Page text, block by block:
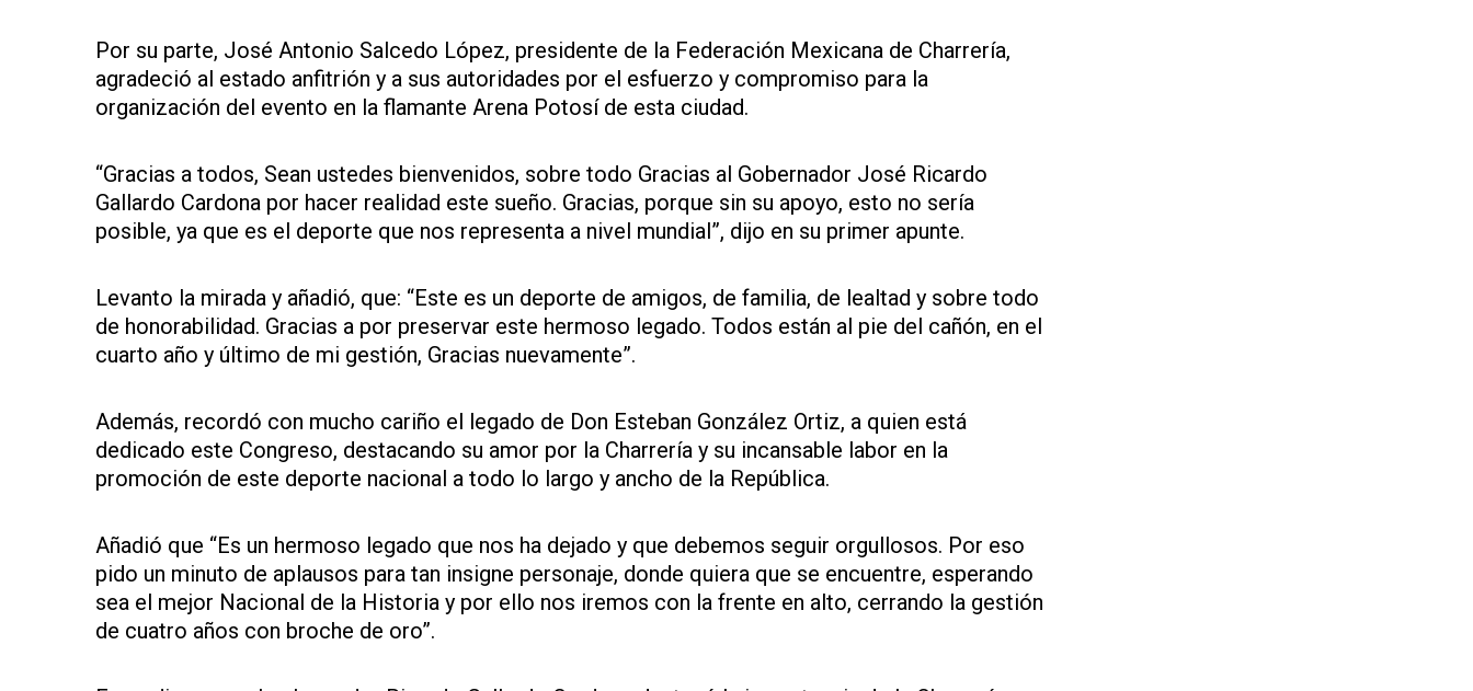
Por su parte, José Antonio Salcedo López, presidente de la Federación Mexicana de Charrería,
agradeció al estado anfitrión y a sus autoridades por el esfuerzo y compromiso para la
organización del evento en la flamante Arena Potosí de esta ciudad.
“Gracias a todos, Sean ustedes bienvenidos, sobre todo Gracias al Gobernador José Ricardo
Gallardo Cardona por hacer realidad este sueño. Gracias, porque sin su apoyo, esto no sería
posible, ya que es el deporte que nos representa a nivel mundial”, dijo en su primer apunte.
Levanto la mirada y añadió, que: “Este es un deporte de amigos, de familia, de lealtad y sobre todo
de honorabilidad. Gracias a por preservar este hermoso legado. Todos están al pie del cañón, en el
cuarto año y último de mi gestión, Gracias nuevamente”.
Además, recordó con mucho cariño el legado de Don Esteban González Ortiz, a quien está
dedicado este Congreso, destacando su amor por la Charrería y su incansable labor en la
promoción de este deporte nacional a todo lo largo y ancho de la República.
Añadió que “Es un hermoso legado que nos ha dejado y que debemos seguir orgullosos. Por eso
pido un minuto de aplausos para tan insigne personaje, donde quiera que se encuentre, esperando
sea el mejor Nacional de la Historia y por ello nos iremos con la frente en alto, cerrando la gestión
de cuatro años con broche de oro”.